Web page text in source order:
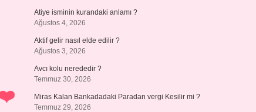
Atiye isminin kurandaki anlamı ?
Ağustos 4, 2026
Aktif gelir nasıl elde edilir ?
Ağustos 3, 2026
Avcı kolu nerededir ?
Temmuz 30, 2026
Miras Kalan Bankadadaki Paradan vergi Kesilir mi ?
Temmuz 29, 2026